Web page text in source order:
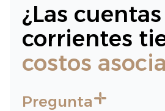
¿Las cuentas
corrientes
costos
Pregunta